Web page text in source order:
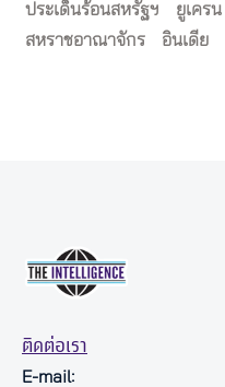
ประเด็นร้อนสหรัฐฯ
ยูเครน
สหราชอาณาจักร
อินเดีย
ติดต่อเรา
E-mail: